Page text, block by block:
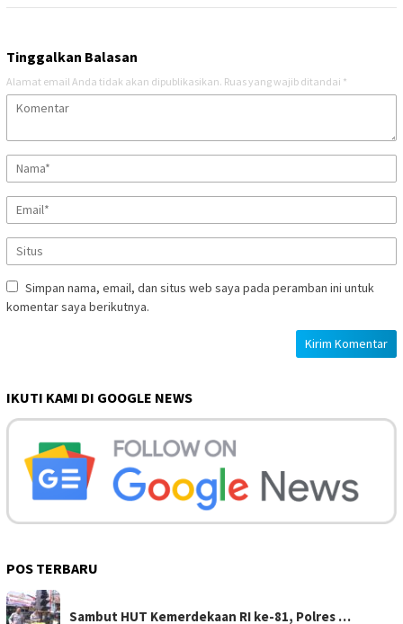
Tinggalkan Balasan
Alamat email Anda tidak akan dipublikasikan. Ruas yang wajib ditandai *
Simpan nama, email, dan situs web saya pada peramban ini untuk
komentar saya berikutnya.
IKUTI KAMI DI GOOGLE NEWS
POS TERBARU
Sambut HUT Kemerdekaan RI ke-81, Polres …